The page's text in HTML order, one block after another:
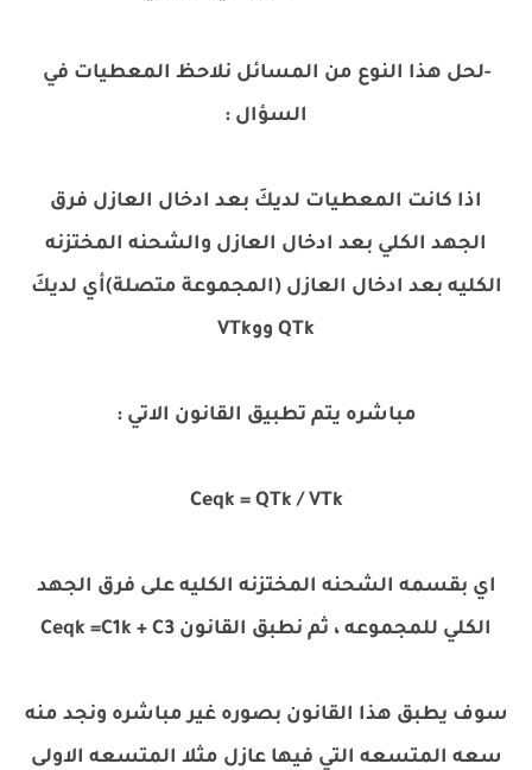
-لحل هذا النوع من المسائل نلاحظ المعطيات في
السؤال :
اذا كانت المعطيات لديكَ بعد ادخال العازل فرق
الجهد الكلي بعد ادخال العازل والشحنه المختزنه
الكليه بعد ادخال العازل (المجموعة متصلة)أي لديكَ
QTk ووVTk
مباشره يتم تطبيق القانون الاتي :
Ceqk = QTk / VTk
اي بقسمه الشحنه المختزنه الكليه على فرق الجهد
الكلي للمجموعه ، ثم نطبق القانون Ceqk =C1k + C3
سوف يطبق هذا القانون بصوره غير مباشره ونجد منه
سعه المتسعه التي فيها عازل مثلا المتسعه الاولى